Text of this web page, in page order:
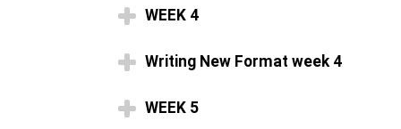
WEEK 4
Writing New Format week 4
WEEK 5